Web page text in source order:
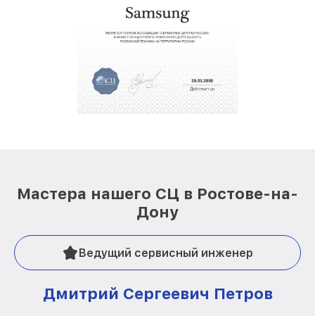
Мастера нашего СЦ в Ростове-на-
Дону
Ведущий сервисный инженер
Дмитрий Сергеевич Петров